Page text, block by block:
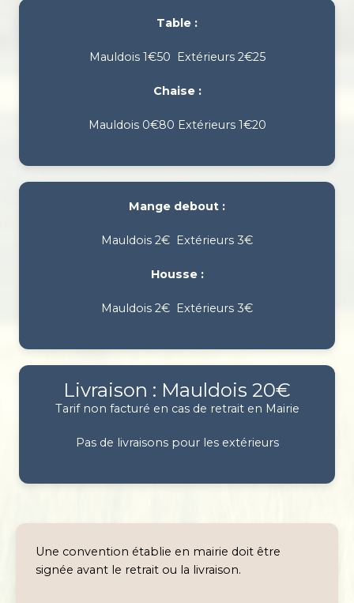
Table :
Mauldois 1€50 Extérieurs 2€25
Chaise :
Mauldois 0€80 Extérieurs 1€20
Mange debout :
Mauldois 2€ Extérieurs 3€
Housse :
Mauldois 2€ Extérieurs 3€
Livraison : Mauldois 20€
Tarif non facturé en cas de retrait en Mairie
Pas de livraisons pour les extérieurs
Une convention établie en mairie doit être
signée avant le retrait ou la livraison.